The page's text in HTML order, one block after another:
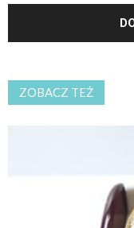
ZOBACZ TEŻ